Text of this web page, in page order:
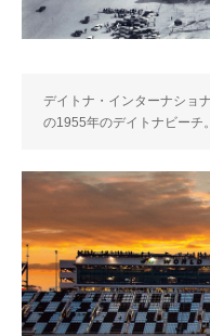
デイトナ・インターナショ
の1955年のデイトナビーチ。